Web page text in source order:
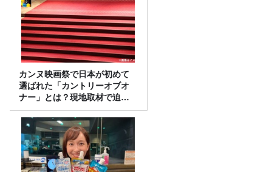
カンヌ映画祭で日本が初めて
選ばれた「カントリーオブオ
ナー」とは？現地取材で迫る
選出の意味